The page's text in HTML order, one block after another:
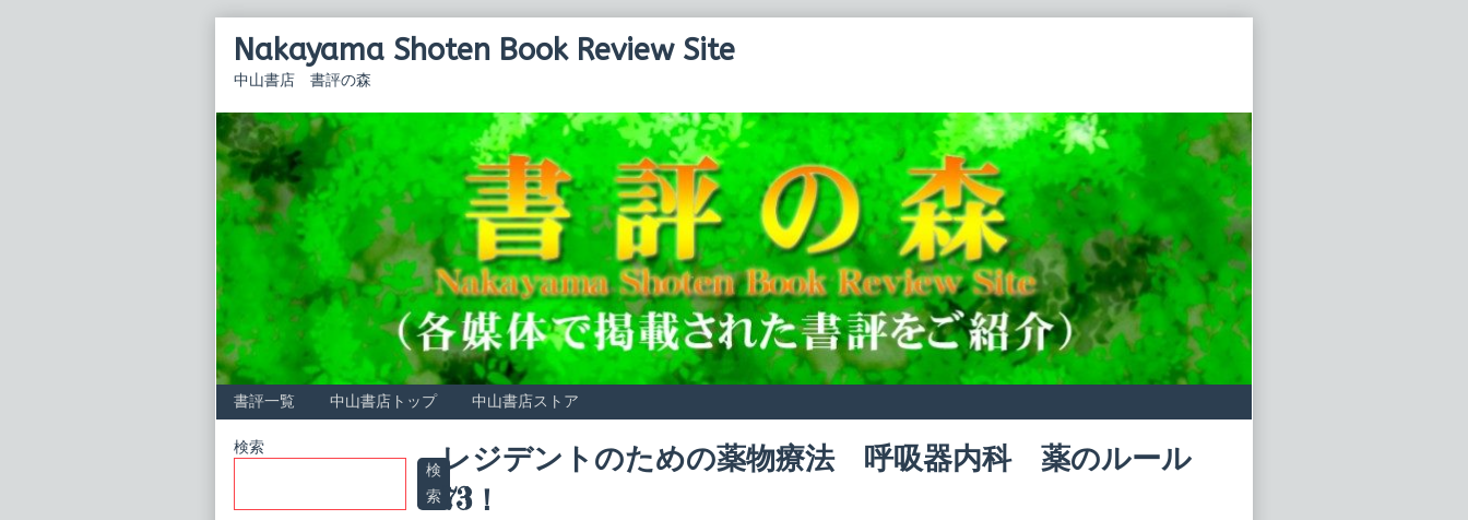
Nakayama Shoten Book Review Site
中山書店 書評の森
書評一覧 中山書店トップ 中山書店ストア
レジデントのための薬物療法 呼吸器内科 薬のルール
73！
Primary
検索
検
索